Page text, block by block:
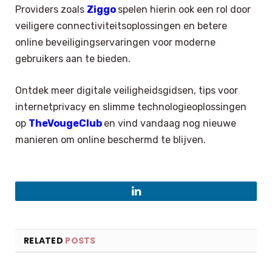
Providers zoals Ziggo spelen hierin ook een rol door
veiligere connectiviteitsoplossingen en betere
online beveiligingservaringen voor moderne
gebruikers aan te bieden.
Ontdek meer digitale veiligheidsgidsen, tips voor
internetprivacy en slimme technologieoplossingen
op TheVougeClub en vind vandaag nog nieuwe
manieren om online beschermd te blijven.
LinkedIn
RELATED POSTS